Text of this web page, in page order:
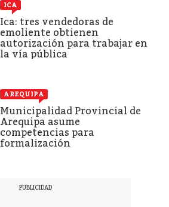
ICA
Ica: tres vendedoras de
emoliente obtienen
autorización para trabajar en
la vía pública
AREQUIPA
Municipalidad Provincial de
Arequipa asume
competencias para
formalización